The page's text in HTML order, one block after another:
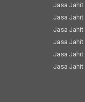
Jasa Jahit
Jasa
Jasa Jahit
Jasa Jahit
Jasa Jahit
Jasa Jahit